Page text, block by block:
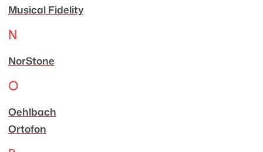
Musical Fidelity
N
NorStone
O
Oehlbach
Ortofon